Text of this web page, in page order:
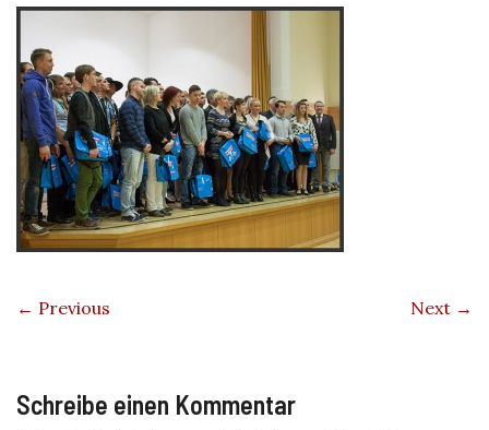
← Previous Next →
Schreibe einen Kommentar